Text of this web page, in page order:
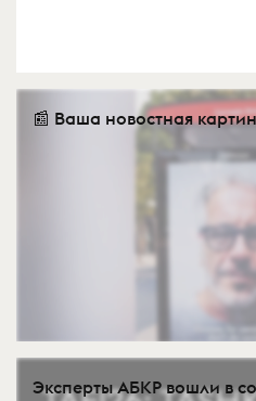
📰 Ваша новостная
Эксперты АБКР вошли в